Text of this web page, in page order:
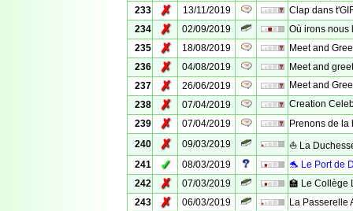
233
✗ 13/11/2019
Clap dans
234
✗ 02/09/2019
Où irons nous
235
✗ 18/08/2019
Meet and
236
✗ 04/08/2019
Meet and
237
✗ 26/06/2019
Meet and
238
✗ 07/04/2019
Creation
239
✗ 07/04/2019
Prenons de la
240
✗ 09/03/2019
⛵ La
241
✓ 08/03/2019
🐬 Le Port de
242
✗ 07/03/2019
🏫 Le Collège
243
✗ 06/03/2019
La Passerelle